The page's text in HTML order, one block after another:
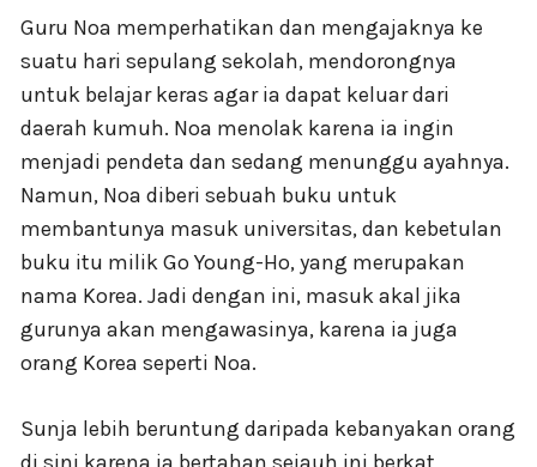
Guru Noa memperhatikan dan mengajaknya ke
suatu hari sepulang sekolah, mendorongnya
untuk belajar keras agar ia dapat keluar dari
daerah kumuh. Noa menolak karena ia ingin
menjadi pendeta dan sedang menunggu ayahnya.
Namun, Noa diberi sebuah buku untuk
membantunya masuk universitas, dan kebetulan
buku itu milik Go Young-Ho, yang merupakan
nama Korea. Jadi dengan ini, masuk akal jika
gurunya akan mengawasinya, karena ia juga
orang Korea seperti Noa.
Sunja lebih beruntung daripada kebanyakan orang